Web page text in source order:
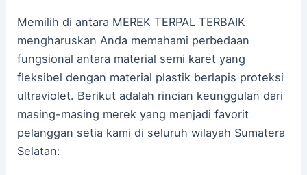
Memilih di antara MEREK TERPAL TERBAIK
mengharuskan Anda memahami perbedaan
fungsional antara material semi karet yang
fleksibel dengan material plastik berlapis proteksi
ultraviolet. Berikut adalah rincian keunggulan dari
masing-masing merek yang menjadi favorit
pelanggan setia kami di seluruh wilayah Sumatera
Selatan: